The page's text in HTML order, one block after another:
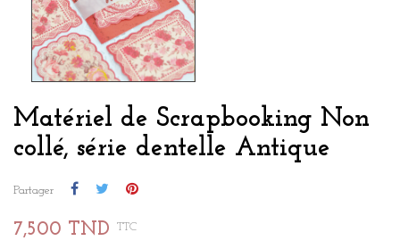
Matériel de Scrapbooking Non
collé, série dentelle Antique
Partager
7,500 TND TTC